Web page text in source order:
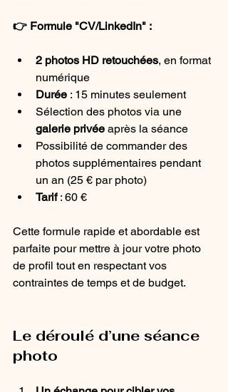
👉 Formule "CV/LinkedIn" :
2 photos HD retouchées, en format
numérique
Durée : 15 minutes seulement
Sélection des photos via une
galerie privée après la séance
Possibilité de commander des
photos supplémentaires pendant
un an (25 € par photo)
Tarif : 60 €
Cette formule rapide et abordable est
parfaite pour mettre à jour votre photo
de profil tout en respectant vos
contraintes de temps et de budget.
Le déroulé d’une séance
photo